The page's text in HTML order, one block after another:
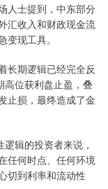
人士提到，中东部分
汇收入和财政现金流
现工具。
期逻辑已经完全反
高位获利盘止盈，叠
止损，最终造成了金
辑的投资者来说，
任何时点、任何环境
切到利率和流动性